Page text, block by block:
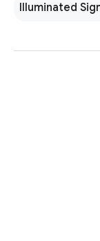
Illuminated